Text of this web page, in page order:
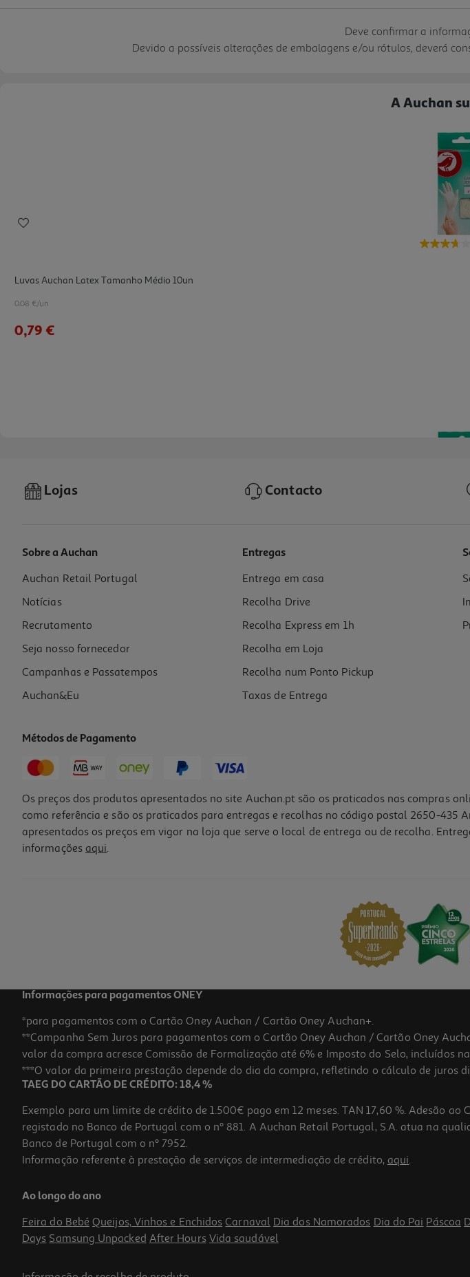
Deve confirmar a
Devido a possíveis alterações de embalagens e/ou rótulos, deverá
A Auchan
Luvas Auchan Latex Tamanho Médio 10un
0.08 €/un
0,79 €
Luvas Auchan Latex Tamanho Pequeno 10un
0.08 €/un
0,79 €
0.13 €/un
1,29 €
Lojas Contacto
Sobre a Auchan
Auchan Retail Portugal
Notícias
Recrutamento
Seja nosso fornecedor
Campanhas e Passatempos
Auchan&Eu
Entregas
Entrega em casa
Recolha Drive
Recolha Express em 1h
Recolha em Loja
Recolha num Ponto Pickup
Taxas de Entrega
Métodos de Pagamento
Os preços dos produtos apresentados no site Auchan.pt são os praticados nas compras
como referência e são os praticados para entregas e recolhas no código postal 2650-
apresentados os preços em vigor na loja que serve o local de entrega ou de recolha.
informações aqui.
Informações para pagamentos ONEY
*para pagamentos com o Cartão Oney Auchan / Cartão Oney Auchan+.
**Campanha Sem Juros para pagamentos com o Cartão Oney Auchan / Cartão Oney
valor da compra acresce Comissão de Formalização até 6% e Imposto do Selo, incluídos
***O valor da primeira prestação depende do dia da compra, refletindo o cálculo de juros
TAEG DO CARTÃO DE CRÉDITO: 18,4 %
Exemplo para um limite de crédito de 1.500€ pago em 12 meses. TAN 17,60 %. Adesão
registado no Banco de Portugal com o nº 881. A Auchan Retail Portugal, S.A. atua na
Banco de Portugal com o nº 7952.
Informação referente à prestação de serviços de intermediação de crédito, aqui.
Ao longo do ano
Feira do Bebé Queijos, Vinhos e Enchidos Carnaval Dia dos Namorados Dia do Pai Páscoa
Days Samsung Unpacked After Hours Vida saudável